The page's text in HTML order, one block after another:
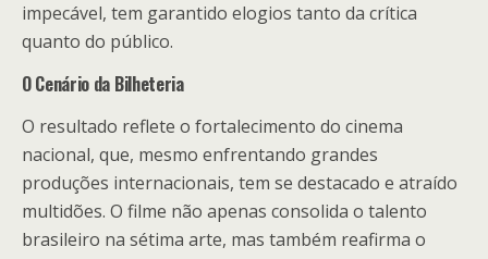
impecável, tem garantido elogios tanto da crítica
quanto do público.
O Cenário da Bilheteria
O resultado reflete o fortalecimento do cinema
nacional, que, mesmo enfrentando grandes
produções internacionais, tem se destacado e atraído
multidões. O filme não apenas consolida o talento
brasileiro na sétima arte, mas também reafirma o